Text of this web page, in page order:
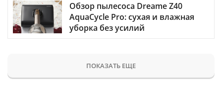
Обзор пылесоса Dreame Z40
AquaCycle Pro: сухая и влажная
уборка без усилий
ПОКАЗАТЬ ЕЩЕ